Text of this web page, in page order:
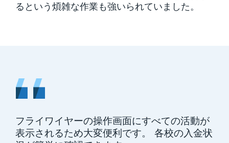
るという煩雑な作業も強いられていました。
フライワイヤーの操作画面にすべての活動が
表示されるため大変便利です。 各校の入金状